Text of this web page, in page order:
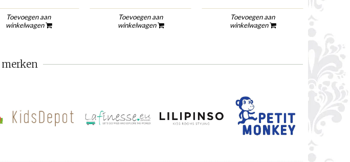
Toevoegen aan
winkelwagen
Toevoegen aan
winkelwagen
Toevoegen aan
winkelwagen
merken